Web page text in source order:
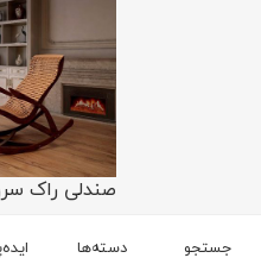
صندلی راک
جستجو دسته‌ها